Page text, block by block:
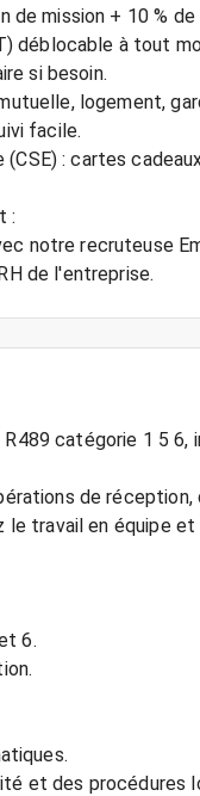
de mission + 10 %
déblocable à tout
si besoin.
logement,
facile.
: cartes
:
notre recruteuse
de l'entreprise.
catégorie 1 5 6,
de
travail en équipe
6.
et des procédures